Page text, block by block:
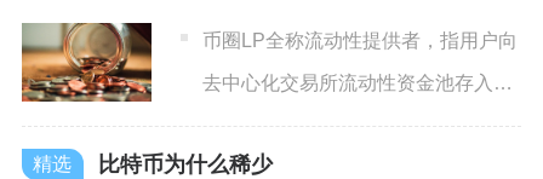
币圈LP全称流动性提供者，指用户向
去中心化交易所流动性资金池存入等
额价值的两种代币，为链上
比特币为什么稀少